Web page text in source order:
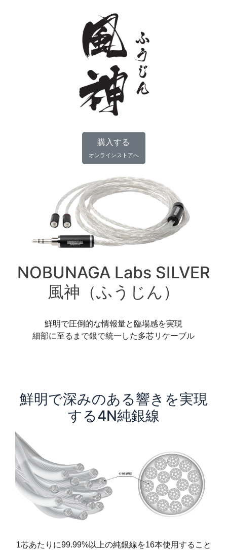
購入する
オンラインストアへ
NOBUNAGA Labs SILVER
風神（ふうじん）
鮮明で圧倒的な情報量と臨場感を実現
細部に至るまで銀で統一した多芯リケーブル
鮮明で深みのある響きを実現
する4N純銀線
1芯あたりに99.99%以上の純銀線を16本使用すること